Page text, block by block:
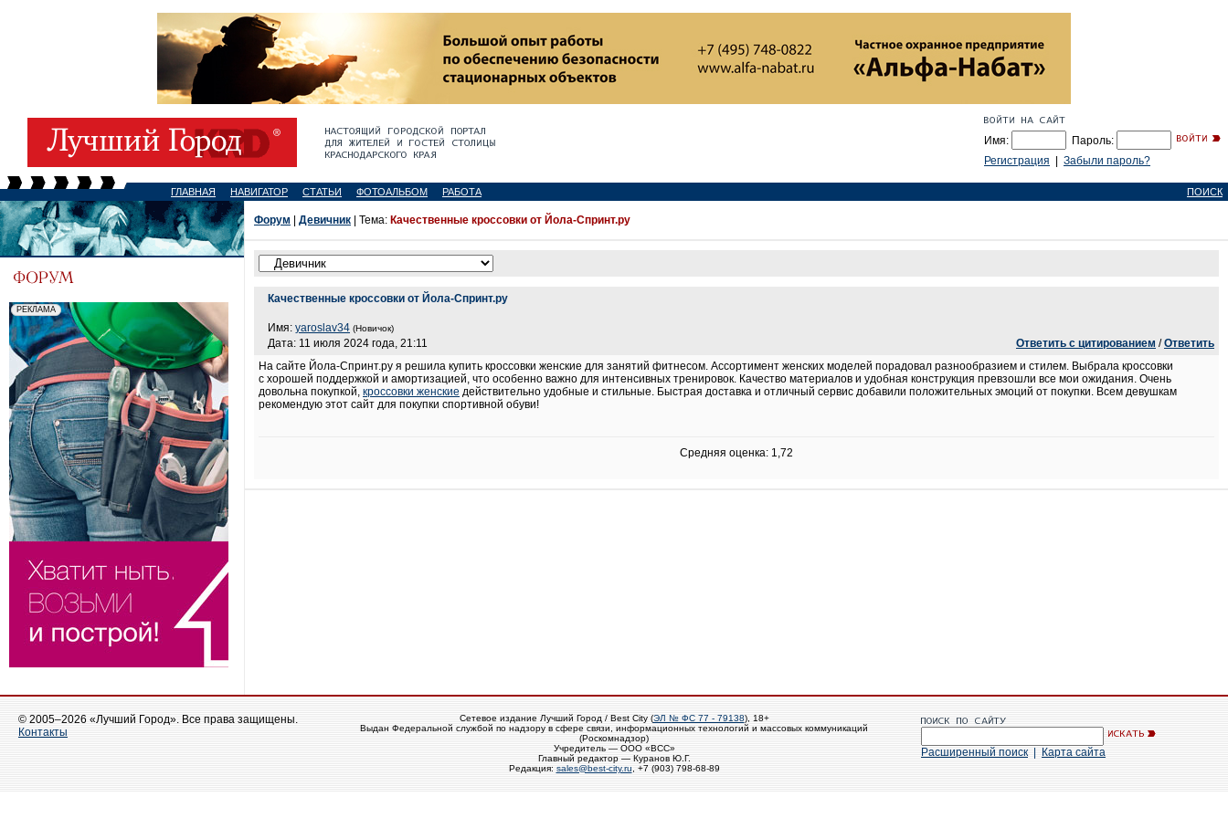
Имя:
Пароль:
Регистрация
Забыли пароль?
ГЛАВНАЯ НАВИГАТОР СТАТЬИ ФОТОАЛЬБОМ РАБОТА ПОИСК
Форум Девичник | Тема: Качественные кроссовки от Йола-Спринт.ру
Качественные кроссовки от Йола-Спринт.ру
Имя: yaroslav34 (Новичок)
Дата: 11 июля 2024 года, 21:11 Ответить с цитированием /Ответить
На сайте Йола-Спринт.ру я решила купить кроссовки женские для занятий фитнесом. Ассортимент женских моделей порадовал разнообразием и стилем. Выбрала кроссовки
с хорошей поддержкой и амортизацией, что особенно важно для интенсивных тренировок. Качество материалов и удобная конструкция превзошли все мои ожидания. Очень
довольна покупкой, кроссовки женские действительно удобные и стильные. Быстрая доставка и отличный сервис добавили положительных эмоций от покупки. Всем девушкам
рекомендую этот сайт для покупки спортивной обуви!
Средняя оценка: 1,72
© 2005–2026 «Лучший Город». Все права защищены.
Контакты
Сетевое издание Лучший Город / Best City (ЭЛ № ФС 77 - 79138), 18+
Выдан Федеральной службой по надзору в сфере связи, информационных технологий и массовых коммуникаций
(Роскомнадзор)
Учредитель — ООО «ВСС»
Главный редактор — Куранов Ю.Г.
Редакция: sales@best-city.ru , +7 (903) 798-68-89
Расширенный поиск Карта сайта